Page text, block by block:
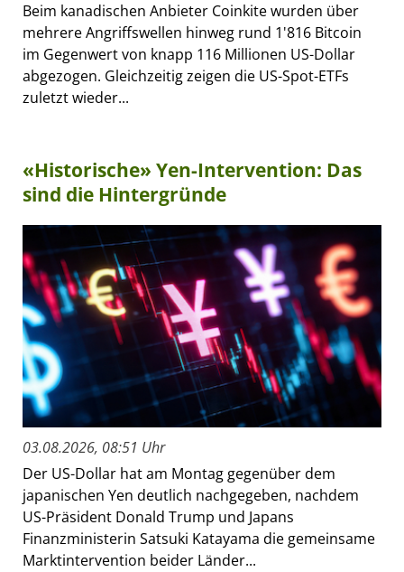
Beim kanadischen Anbieter Coinkite wurden über
mehrere Angriffswellen hinweg rund 1'816 Bitcoin
im Gegenwert von knapp 116 Millionen US-Dollar
abgezogen. Gleichzeitig zeigen die US-Spot-ETFs
zuletzt wieder...
«Historische» Yen-Intervention: Das
sind die Hintergründe
03.08.2026, 08:51 Uhr
Der US-Dollar hat am Montag gegenüber dem
japanischen Yen deutlich nachgegeben, nachdem
US-Präsident Donald Trump und Japans
Finanzministerin Satsuki Katayama die gemeinsame
Marktintervention beider Länder...